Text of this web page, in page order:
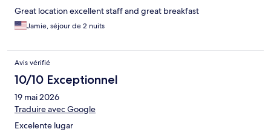
Great location excellent staff and great breakfast
Jamie, séjour de 2 nuits
Avis vérifié
10/10 Exceptionnel
19 mai 2026
Traduire avec Google
Excelente lugar